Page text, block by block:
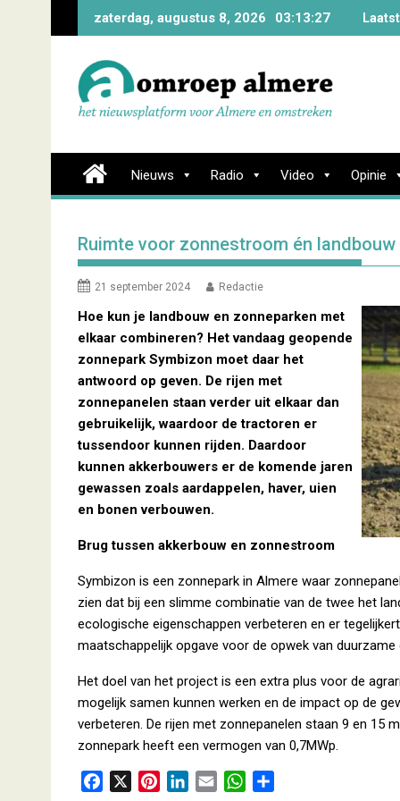
zaterdag, augustus 8, 2026 03:13:28
Nieuws Radio Video Opinie
Ruimte voor zonnestroom én
21 september 2024 Redactie
Hoe kun je landbouw en zonneparken met
elkaar combineren? Het vandaag geopende
zonnepark Symbizon moet daar het
antwoord op geven. De rijen met
zonnepanelen staan verder uit elkaar dan
gebruikelijk, waardoor de tractoren er
tussendoor kunnen rijden. Daardoor
kunnen akkerbouwers er de komende jaren
gewassen zoals aardappelen, haver, uien
en bonen verbouwen.
Brug tussen akkerbouw en zonnestroom
Symbizon is een zonnepark in Almere waar
zien dat bij een slimme combinatie van de twee het
ecologische eigenschappen verbeteren en er
maatschappelijk opgave voor de opwek van
Het doel van het project is een extra plus voor de
mogelijk samen kunnen werken en de impact op de
verbeteren. De rijen met zonnepanelen staan 9 en 15
zonnepark heeft een vermogen van 0,7MWp.
W